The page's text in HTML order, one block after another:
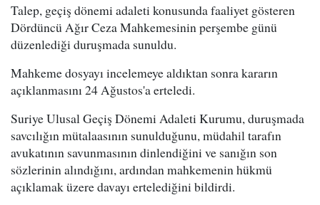
Talep, geçiş dönemi adaleti konusunda faaliyet gösteren
Dördüncü Ağır Ceza Mahkemesinin perşembe günü
düzenlediği duruşmada sunuldu.
Mahkeme dosyayı incelemeye aldıktan sonra kararın
açıklanmasını 24 Ağustos'a erteledi.
Suriye Ulusal Geçiş Dönemi Adaleti Kurumu, duruşmada
savcılığın mütalaasının sunulduğunu, müdahil tarafın
avukatının savunmasının dinlendiğini ve sanığın son
sözlerinin alındığını, ardından mahkemenin hükmü
açıklamak üzere davayı ertelediğini bildirdi.